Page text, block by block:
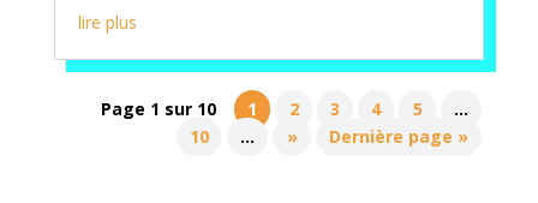
lire plus
Page 1 sur 10 1 2 3 4 5
…
10
… » Dernière page »